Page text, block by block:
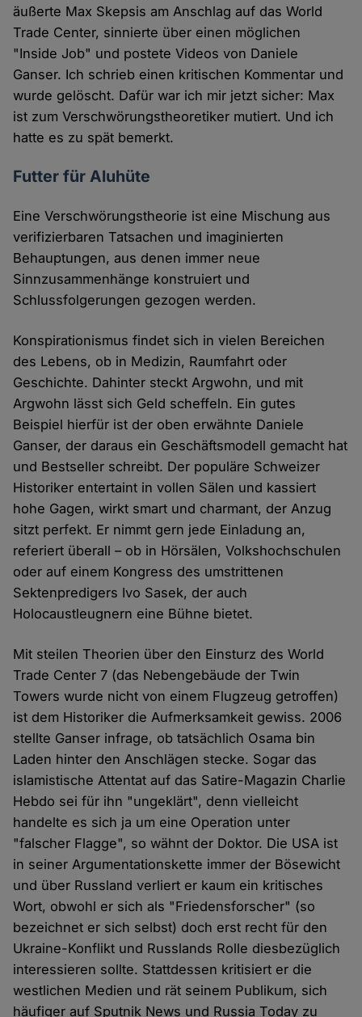
äußerte Max Skepsis am Anschlag auf das World
Trade Center, sinnierte über einen möglichen
"Inside Job" und postete Videos von Daniele
Ganser. Ich schrieb einen kritischen Kommentar und
wurde gelöscht. Dafür war ich mir jetzt sicher: Max
ist zum Verschwörungstheoretiker mutiert. Und ich
hatte es zu spät bemerkt.
Futter für Aluhüte
Eine Verschwörungstheorie ist eine Mischung aus
verifizierbaren Tatsachen und imaginierten
Behauptungen, aus denen immer neue
Sinnzusammenhänge konstruiert und
Schlussfolgerungen gezogen werden.
Konspirationismus findet sich in vielen Bereichen
des Lebens, ob in Medizin, Raumfahrt oder
Geschichte. Dahinter steckt Argwohn, und mit
Argwohn lässt sich Geld scheffeln. Ein gutes
Beispiel hierfür ist der oben erwähnte Daniele
Ganser, der daraus ein Geschäftsmodell gemacht hat
und Bestseller schreibt. Der populäre Schweizer
Historiker entertaint in vollen Sälen und kassiert
hohe Gagen, wirkt smart und charmant, der Anzug
sitzt perfekt. Er nimmt gern jede Einladung an,
referiert überall – ob in Hörsälen, Volkshochschulen
oder auf einem Kongress des umstrittenen
Sektenpredigers Ivo Sasek, der auch
Holocaustleugnern eine Bühne bietet.
Mit steilen Theorien über den Einsturz des World
Trade Center 7 (das Nebengebäude der Twin
Towers wurde nicht von einem Flugzeug getroffen)
ist dem Historiker die Aufmerksamkeit gewiss. 2006
stellte Ganser infrage, ob tatsächlich Osama bin
Laden hinter den Anschlägen stecke. Sogar das
islamistische Attentat auf das Satire-Magazin Charlie
Hebdo sei für ihn "ungeklärt", denn vielleicht
handelte es sich ja um eine Operation unter
"falscher Flagge", so wähnt der Doktor. Die USA ist
in seiner Argumentationskette immer der Bösewicht
und über Russland verliert er kaum ein kritisches
Wort, obwohl er sich als "Friedensforscher" (so
bezeichnet er sich selbst) doch erst recht für den
Ukraine-Konflikt und Russlands Rolle diesbezüglich
interessieren sollte. Stattdessen kritisiert er die
westlichen Medien und rät seinem Publikum, sich
häufiger auf Sputnik News und Russia Today zu